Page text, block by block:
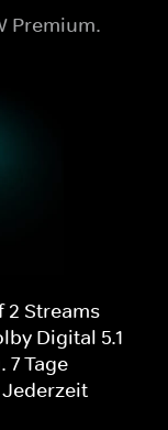
Premium.
Streams
Digital 5.1
7 Tage